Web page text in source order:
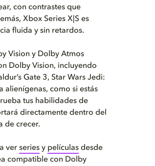
con contrastes que
Xbox Series X|S es
fluida y sin retardos.
Vision y Dolby Atmos
Dolby Vision, incluyendo
Gate 3, Star Wars Jedi:
alienígenas, como si estás
tus habilidades de
directamente dentro del
de crecer.
ver series y películas desde
compatible con Dolby